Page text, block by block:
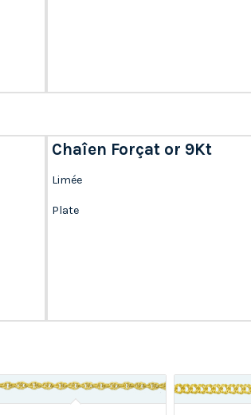
Chaîen Forçat or 9Kt
Limée
Plate